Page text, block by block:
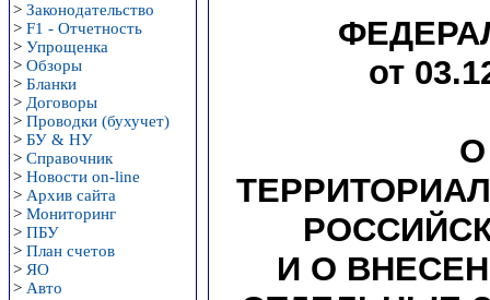
> Законодательство
> F1 - Отчетность
> Упрощенка
> Обзоры
> Бланки
> Договоры
> Проводки (бухучет)
> БУ & НУ
> Справочник
> Новости on-line
> Архив сайта
> Мониторинг
> ПБУ
> План счетов
> ЯО
> Авто
от
И О